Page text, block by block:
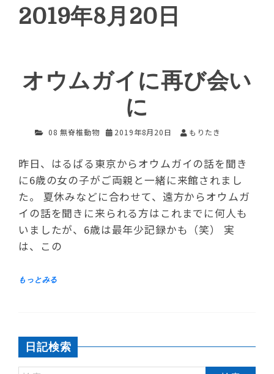
2019年8月20日
オウムガイに再び会い
に
08 無脊椎動物 2019年8月20日 もりたき
昨日、はるばる東京からオウムガイの話を聞き
に6歳の女の子がご両親と一緒に来館されまし
た。 夏休みなどに合わせて、遠方からオウムガ
イの話を聞きに来られる方はこれまでに何人も
いましたが、6歳は最年少記録かも（笑） 実
は、この
日記検索